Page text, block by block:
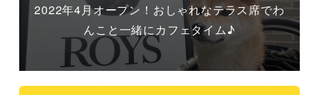
2022年4月オープン！おしゃれなテラス席でわ
んこと一緒にカフェタイム♪